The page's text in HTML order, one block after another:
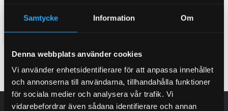
Samtycke Information Om
Denna webbplats använder cookies
Vi använder enhetsidentifierare för att anpassa innehållet
och annonserna till användarna, tillhandahålla funktioner
för sociala medier och analysera vår trafik. Vi
vidarebefordrar även sådana identifierare och annan
för bankörning/ rally asfalt
21 895KR
KÖP
NYHETSBREV